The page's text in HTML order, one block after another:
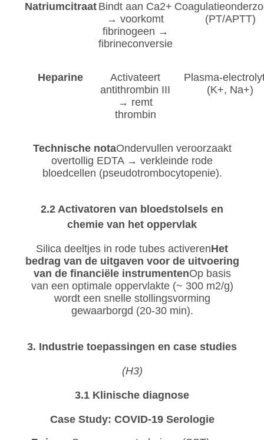
Natriumcitraat Bindt aan Ca2+
→ voorkomt
fibrinogeen →
fibrineconversie
(PT/APTT)
Heparine
Activateert
antithrombin III
→ remt
thrombin
Plasma-
(K+, Na+)
Technische notaOndervullen veroorzaakt
overtollig EDTA → verkleinde rode
bloedcellen (pseudotrombocytopenie).
2.2 Activatoren van bloedstolsels en
chemie van het oppervlak
Silica deeltjes in rode tubes activerenHet
bedrag van de uitgaven voor de uitvoering
van de financiële instrumentenOp basis
van een optimale oppervlakte (~ 300 m2/g)
wordt een snelle stollingsvorming
gewaarborgd (20-30 min).
3. Industrie toepassingen en case studies
(H3)
3.1 Klinische diagnose
Case Study: COVID-19 Serologie